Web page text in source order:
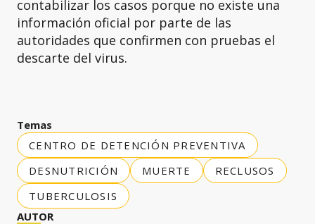
contabilizar los casos porque no existe una
información oficial por parte de las
autoridades que confirmen con pruebas el
descarte del virus.
Temas
CENTRO DE DETENCIÓN PREVENTIVA
DESNUTRICIÓN
MUERTE
RECLUSOS
TUBERCULOSIS
AUTOR